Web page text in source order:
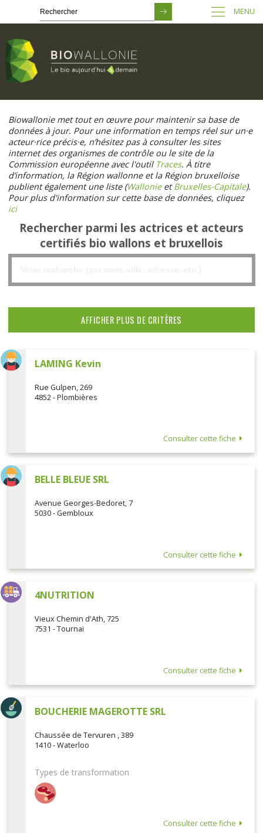
contenu
principal
MENU
Biowallonie met tout en œuvre pour maintenir sa base de
données à jour. Pour une information en temps réel sur un·e
acteur·rice précis·e, n’hésitez pas à consulter les sites
internet des organismes de contrôle ou le site de la
Commission européenne avec l'outil Traces. À titre
d’information, la Région wallonne et la Région bruxelloise
publient également une liste (WallonieetBruxelles-Capitale).
Pour plus d'information sur cette base de données, cliquez
ici
Rechercher parmi les actrices et acteurs
certifiés bio wallons et bruxellois
LAMING Kevin
Rue Gulpen, 269
4852 - Plombières
Consulter cette fiche
BELLE BLEUE SRL
Avenue Georges-Bedoret, 7
5030 - Gembloux
Consulter cette fiche
4NUTRITION
Vieux Chemin d'Ath, 725
7531 - Tournai
Consulter cette fiche
BOUCHERIE MAGEROTTE SRL
Chaussée de Tervuren , 389
1410 - Waterloo
Types de transformation
Consulter cette fiche
AFFICHER PLUS DE CRITÈRES